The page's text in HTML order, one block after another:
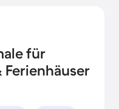
für
Ferienhäuser